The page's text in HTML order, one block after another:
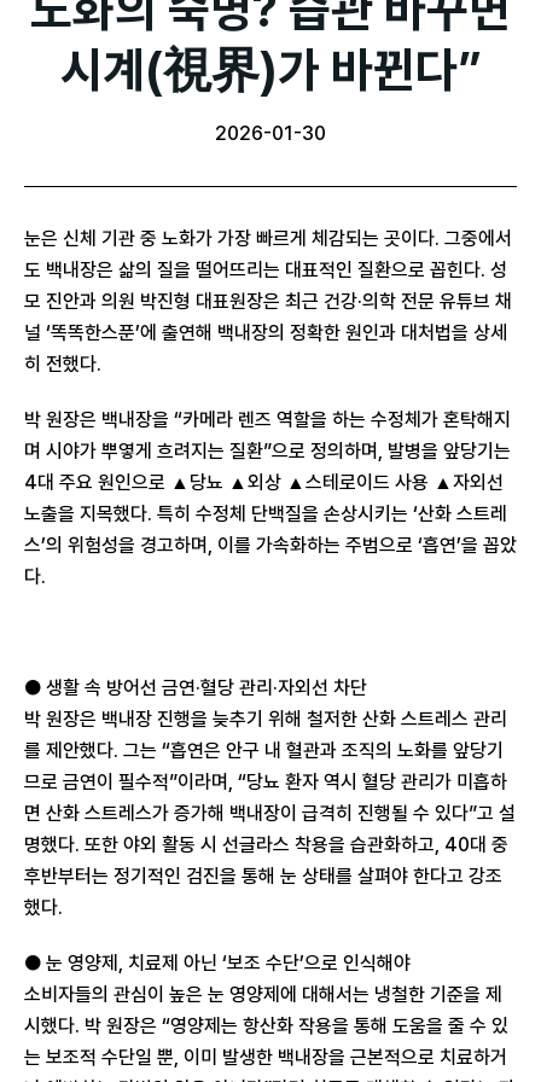
시계(視界)가 바뀐다”
2026-01-30
눈은 신체 기관 중 노화가 가장 빠르게 체감되는 곳이다. 그중에서
도 백내장은 삶의 질을 떨어뜨리는 대표적인 질환으로 꼽힌다. 성
모 진안과 의원 박진형 대표원장은 최근 건강·의학 전문 유튜브 채
널 ‘똑똑한스푼’에 출연해 백내장의 정확한 원인과 대처법을 상세
히 전했다.
박 원장은 백내장을 “카메라 렌즈 역할을 하는 수정체가 혼탁해지
며 시야가 뿌옇게 흐려지는 질환”으로 정의하며, 발병을 앞당기는
4대 주요 원인으로 ▲당뇨 ▲외상 ▲스테로이드 사용 ▲자외선
노출을 지목했다. 특히 수정체 단백질을 손상시키는 ‘산화 스트레
스’의 위험성을 경고하며, 이를 가속화하는 주범으로 ‘흡연’을 꼽았
다.
● 생활 속 방어선 금연·혈당 관리·자외선 차단
박 원장은 백내장 진행을 늦추기 위해 철저한 산화 스트레스 관리
를 제안했다. 그는 “흡연은 안구 내 혈관과 조직의 노화를 앞당기
므로 금연이 필수적”이라며, “당뇨 환자 역시 혈당 관리가 미흡하
면 산화 스트레스가 증가해 백내장이 급격히 진행될 수 있다”고 설
명했다. 또한 야외 활동 시 선글라스 착용을 습관화하고, 40대 중
후반부터는 정기적인 검진을 통해 눈 상태를 살펴야 한다고 강조
했다.
● 눈 영양제, 치료제 아닌 ‘보조 수단’으로 인식해야
소비자들의 관심이 높은 눈 영양제에 대해서는 냉철한 기준을 제
시했다. 박 원장은 “영양제는 항산화 작용을 통해 도움을 줄 수 있
는 보조적 수단일 뿐, 이미 발생한 백내장을 근본적으로 치료하거